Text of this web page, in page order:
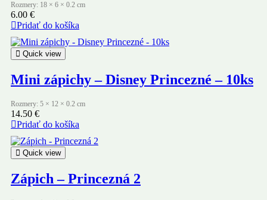
Rozmery: 18 × 6 × 0.2 cm
6.00 €
Pridať do košíka
Quick view
Mini zápichy – Disney Princezné – 10ks
Rozmery: 5 × 12 × 0.2 cm
14.50 €
Pridať do košíka
Quick view
Zápich – Princezná 2